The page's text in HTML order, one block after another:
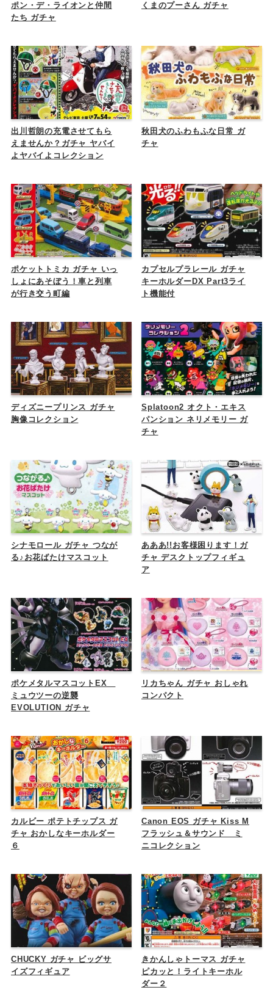
ポン・デ・ライオンと仲間
たち ガチャ
くまのプーさん ガチャ
出川哲朗の充電させてもら
えませんか？ガチャ ヤバイ
よヤバイよコレクション
秋田犬のふわもふな日常 ガ
チャ
ポケットトミカ ガチャ いっ
しょにあそぼう！車と列車
が行き交う町編
カプセルプラレール ガチャ
キーホルダーDX Part3ライ
ト機能付
ディズニープリンス ガチャ
胸像コレクション
Splatoon2 オクト・エキス
パンション ネリメモリー ガ
チャ
シナモロール ガチャ つなが
る♪お花ばたけマスコット
あああ!!お客様困ります！ガ
チャ デスクトップフィギュ
ア
ポケメタルマスコットEX
ミュウツーの逆襲
EVOLUTION ガチャ
リカちゃん ガチャ おしゃれ
コンパクト
カルビー ポテトチップス ガ
チャ おかしなキーホルダー
６
Canon EOS ガチャ Kiss M
フラッシュ＆サウンド ミ
ニコレクション
CHUCKY ガチャ ビッグサ
イズフィギュア
きかんしゃトーマス ガチャ
ピカッと！ライトキーホル
ダー２